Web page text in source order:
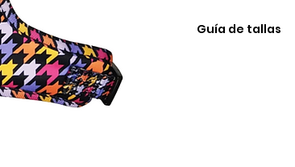
Guía de tallas